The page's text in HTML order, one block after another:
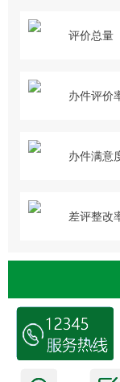
评价总量
办件评价
办件满意
差评整改